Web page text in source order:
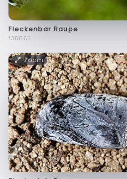
Fleckenbär Raupe
f35861
Zoom